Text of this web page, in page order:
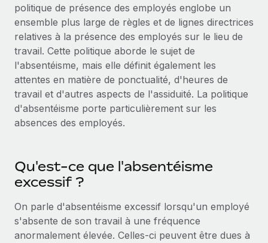
Gestion des appareils
Achetez et suivez vos équipements informatiques
dans le monde entier
Création d’entité
Établissez des entités rapidement et en toute
conformité
Mobilité et déménagement international
Avantages sociaux
Gestion des freelances
Taxes
Explorer le blog
BLOG
Remote a toujours pour mission d'aider les entreprises de
En savoir plus
politique de présence des employés englobe un
ensemble plus large de règles et de lignes directrices
relatives à la présence des employés sur le lieu de
travail. Cette politique aborde le sujet de
l'absentéisme, mais elle définit également les
attentes en matière de ponctualité, d'heures de
travail et d'autres aspects de l'assiduité. La politique
d'absentéisme porte particulièrement sur les
absences des employés.
Qu'est-ce que l'absentéisme
excessif ?
On parle d'absentéisme excessif lorsqu'un employé
s'absente de son travail à une fréquence
anormalement élevée. Celles-ci peuvent être dues à